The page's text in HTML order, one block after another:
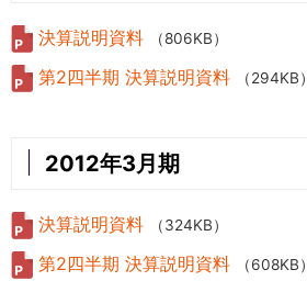
決算説明資料 （806KB）
第2四半期 決算説明資料 （294KB）
2012年3月期
決算説明資料 （324KB）
第2四半期 決算説明資料 （608KB）